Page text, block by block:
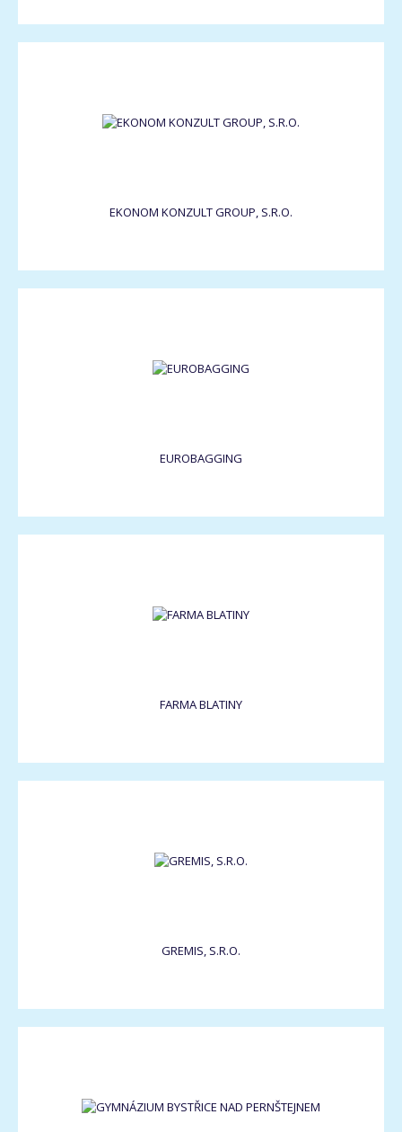
EKONOM KONZULT GROUP, S.R.O.
EUROBAGGING
FARMA BLATINY
GREMIS, S.R.O.